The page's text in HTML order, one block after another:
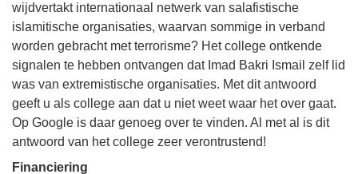
wijdvertakt internationaal netwerk van salafistische
islamitische organisaties, waarvan sommige in verband
worden gebracht met terrorisme? Het college ontkende
signalen te hebben ontvangen dat Imad Bakri Ismail zelf lid
was van extremistische organisaties. Met dit antwoord
geeft u als college aan dat u niet weet waar het over gaat.
Op Google is daar genoeg over te vinden. Al met al is dit
antwoord van het college zeer verontrustend!
Financiering